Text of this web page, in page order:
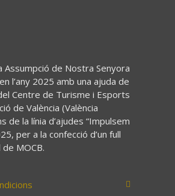
Assumpció de Nostra Senyora
l’any 2025 amb una ajuda de
Centre de Turisme i Esports
de València (València
de la línia d’ajudes “Impulsem
per a la confecció d’un full
MOCB.